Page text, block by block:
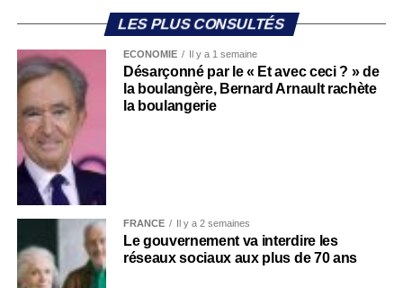
LES PLUS CONSULTÉS
ECONOMIE Il y a 1 semaine
Désarçonné par le « Et avec ceci ? » de
la boulangère, Bernard Arnault rachète
la boulangerie
FRANCE Il y a 2 semaines
Le gouvernement va interdire les
réseaux sociaux aux plus de 70 ans